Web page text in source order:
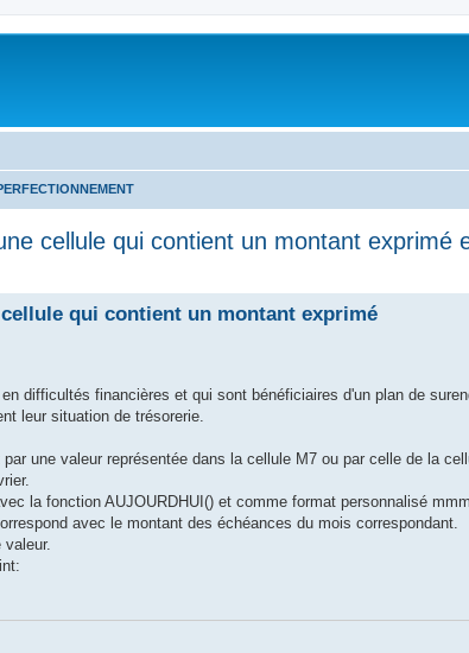
cellule qui contient un montant exprimé
qui contient un montant exprimé
difficultés financières et qui sont bénéficiaires d'un plan de
leur situation de trésorerie.
une valeur représentée dans la cellule M7 ou par celle de la
la fonction AUJOURDHUI() et comme format personnalisé
avec le montant des échéances du mois correspondant.